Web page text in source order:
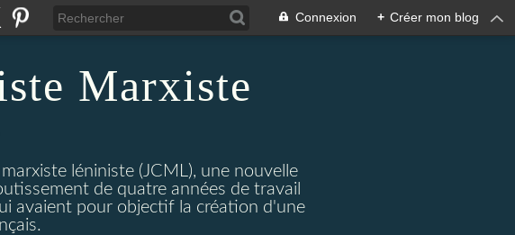
Connexion + Créer mon blog
Marxiste
léniniste (JCML), une nouvelle
de quatre années de travail
avaient pour objectif la création d'une